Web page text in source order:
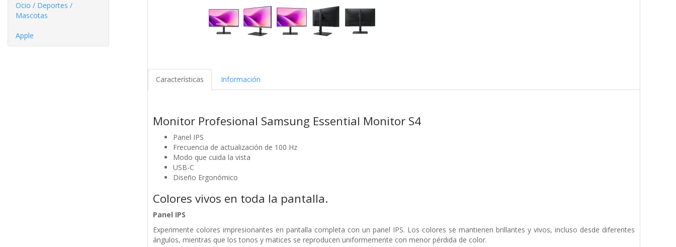
Ocio / Deportes /
Mascotas
Apple
Características Información
Monitor Profesional Samsung Essential Monitor S4
Panel IPS
Frecuencia de actualización de 100 Hz
Modo que cuida la vista
USB-C
Diseño Ergonómico
Colores vivos en toda la pantalla.
Panel IPS
Experimente colores impresionantes en pantalla completa con un panel IPS. Los colores se mantienen brillantes y vivos, incluso desde diferentes
ángulos, mientras que los tonos y matices se reproducen uniformemente con menor pérdida de color.